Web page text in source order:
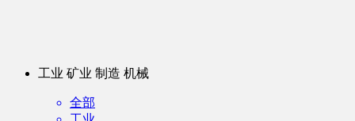
工业 矿业 制造 机械
全部